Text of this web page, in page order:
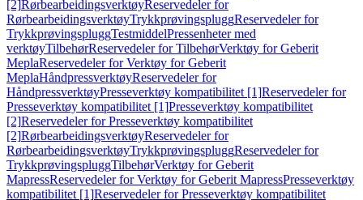
[2]RørbearbeidingsverktøyReservedeler for
RørbearbeidingsverktøyTrykkprøvingspluggReservedeler for
TrykkprøvingspluggTestmiddelPressenheter med
verktøyTilbehørReservedeler for TilbehørVerktøy for Geberit
MeplaReservedeler for Verktøy for Geberit
MeplaHåndpressverktøyReservedeler for
HåndpressverktøyPresseverktøy kompatibilitet [1]Reservedeler for
Presseverktøy kompatibilitet [1]Presseverktøy kompatibilitet
[2]Reservedeler for Presseverktøy kompatibilitet
[2]RørbearbeidingsverktøyReservedeler for
RørbearbeidingsverktøyTrykkprøvingspluggReservedeler for
TrykkprøvingspluggTilbehørVerktøy for Geberit
MapressReservedeler for Verktøy for Geberit MapressPresseverktøy
kompatibilitet [1]Reservedeler for Presseverktøy kompatibilitet